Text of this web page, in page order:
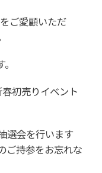
ご愛顧いただ
初売りイベント
選会を行います
ご持参をお忘れな